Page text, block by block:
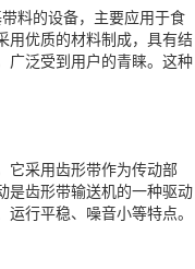
料的设备，主要应用于食
用优质的材料制成，具有结
广泛受到用户的青睐。这种
它采用齿形带作为传动部
是齿形带输送机的一种驱动
行平稳、噪音小等特点。